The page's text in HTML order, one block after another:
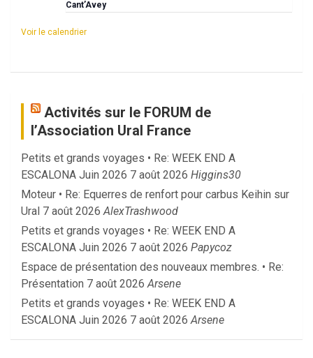
Cant’Avey
Voir le calendrier
Activités sur le FORUM de
l’Association Ural France
Petits et grands voyages • Re: WEEK END A
ESCALONA Juin 2026 7 août 2026 Higgins30
Moteur • Re: Equerres de renfort pour carbus Keihin sur
Ural 7 août 2026 AlexTrashwood
Petits et grands voyages • Re: WEEK END A
ESCALONA Juin 2026 7 août 2026 Papycoz
Espace de présentation des nouveaux membres. • Re:
Présentation 7 août 2026 Arsene
Petits et grands voyages • Re: WEEK END A
ESCALONA Juin 2026 7 août 2026 Arsene